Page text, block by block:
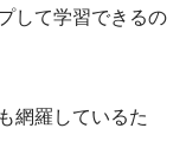
して学習できるの
網羅しているた